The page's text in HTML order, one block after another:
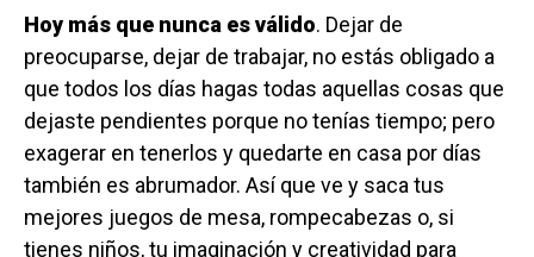
Hoy más que nunca es válido. Dejar de
preocuparse, dejar de trabajar, no estás obligado a
que todos los días hagas todas aquellas cosas que
dejaste pendientes porque no tenías tiempo; pero
exagerar en tenerlos y quedarte en casa por días
también es abrumador. Así que ve y saca tus
mejores juegos de mesa, rompecabezas o, si
tienes niños, tu imaginación y creatividad para